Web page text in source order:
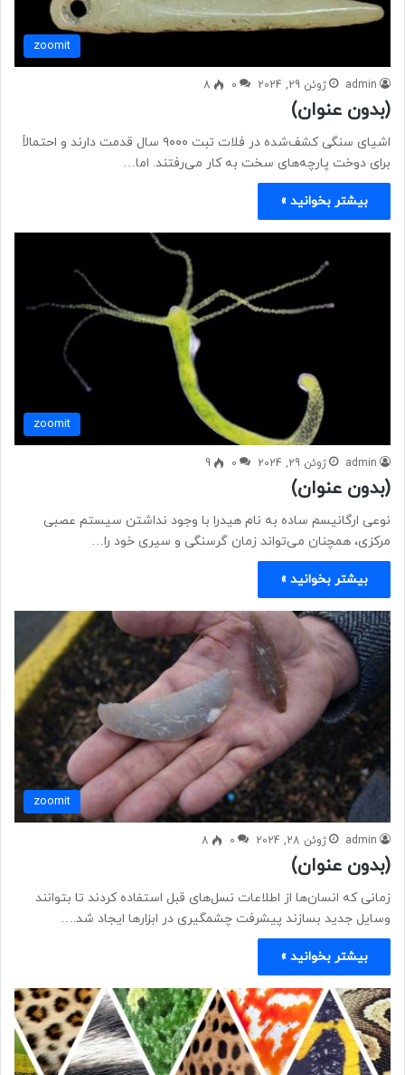
zoomit
admin ژوئن 29, 2024 0
8
(بدون عنوان)
اشیای سنگی کشف‌شده در فلات تبت ۹۰۰۰ سال قدمت دارند و احتمالاً
برای دوخت پارچه‌های سخت به کار می‌رفتند. اما…
بیشتر بخوانید »
zoomit
admin ژوئن 29, 2024 0
9
(بدون عنوان)
نوعی ارگانیسم ساده به نام هیدرا با وجود نداشتن سیستم عصبی
مرکزی، همچنان می‌تواند زمان گرسنگی و سیری خود را…
بیشتر بخوانید »
zoomit
admin ژوئن 28, 2024 0
8
(بدون عنوان)
زمانی که انسان‌ها از اطلاعات نسل‌های قبل استفاده کردند تا بتوانند
وسایل جدید بسازند پیشرفت چشمگیری در ابزارها ایجاد شد.…
بیشتر بخوانید »